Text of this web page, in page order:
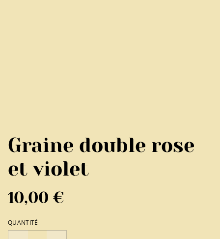
Graine double rose
et violet
10,00 €
QUANTITÉ